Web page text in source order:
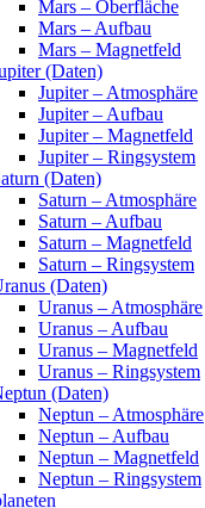
Mars – Oberfläche
Mars – Aufbau
Mars – Magnetfeld
(Daten)
Jupiter – Atmosphäre
Jupiter – Aufbau
Jupiter – Magnetfeld
Jupiter – Ringsystem
(Daten)
Saturn – Atmosphäre
Saturn – Aufbau
Saturn – Magnetfeld
Saturn – Ringsystem
(Daten)
Uranus – Atmosphäre
Uranus – Aufbau
Uranus – Magnetfeld
Uranus – Ringsystem
(Daten)
Neptun – Atmosphäre
Neptun – Aufbau
Neptun – Magnetfeld
Neptun – Ringsystem